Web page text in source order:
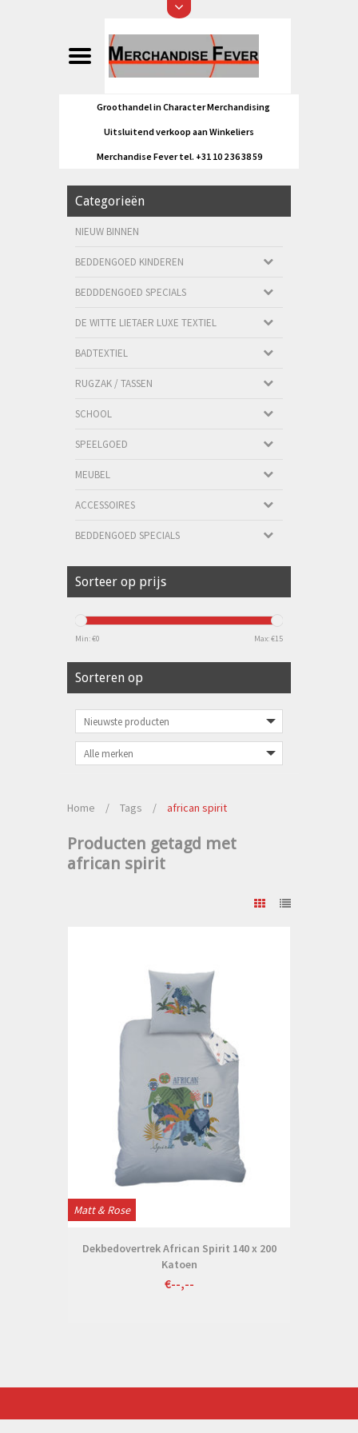
Groothandel in Character Merchandising
Uitsluitend verkoop aan Winkeliers
Merchandise Fever tel. +31 10 2 36 38 59
Categorieën
NIEUW BINNEN
BEDDENGOED KINDEREN
BEDDDENGOED SPECIALS
DE WITTE LIETAER LUXE TEXTIEL
BADTEXTIEL
RUGZAK / TASSEN
SCHOOL
SPEELGOED
MEUBEL
ACCESSOIRES
BEDDENGOED SPECIALS
Sorteer op prijs
Min: €0 Max: €15
Sorteren op
Home / Tags / african spirit
Producten getagd met
african spirit
Matt & Rose
Dekbedovertrek African Spirit 140 x 200
Katoen
€--,--